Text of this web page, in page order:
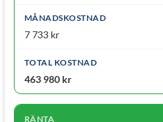
7 733 kr
463 980 kr